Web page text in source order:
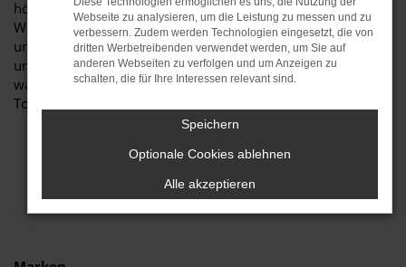
höchste Standards in Sachen Qualität und Leistung erfüllen.
Wir sind seit Jahren Ihr vertrauenswürdiger Partner, wenn es
um erstklassige Automobile geht. Erfahren Sie mehr über
unsere beeindruckende VW Touareg Neuwagen Flotte und
warum Autohaus Stiglmayr die bevorzugte Adresse für VW
Touareg Neuwagen Liebhaber ist.
Webseite zu analysieren, um die Leistung zu messen und zu
verbessern. Zudem werden Technologien eingesetzt, die von
dritten Werbetreibenden verwendet werden, um Sie auf
anderen Webseiten zu verfolgen und um Anzeigen zu
schalten, die für Ihre Interessen relevant sind.
Speichern
Optionale Cookies ablehnen
Alle akzeptieren